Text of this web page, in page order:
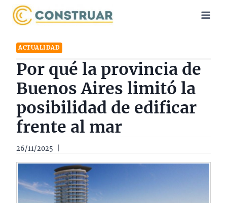
Saltar
ACTUALIDAD
Por qué la provincia de
Buenos Aires limitó la
posibilidad de edificar
frente al mar
26/11/2025